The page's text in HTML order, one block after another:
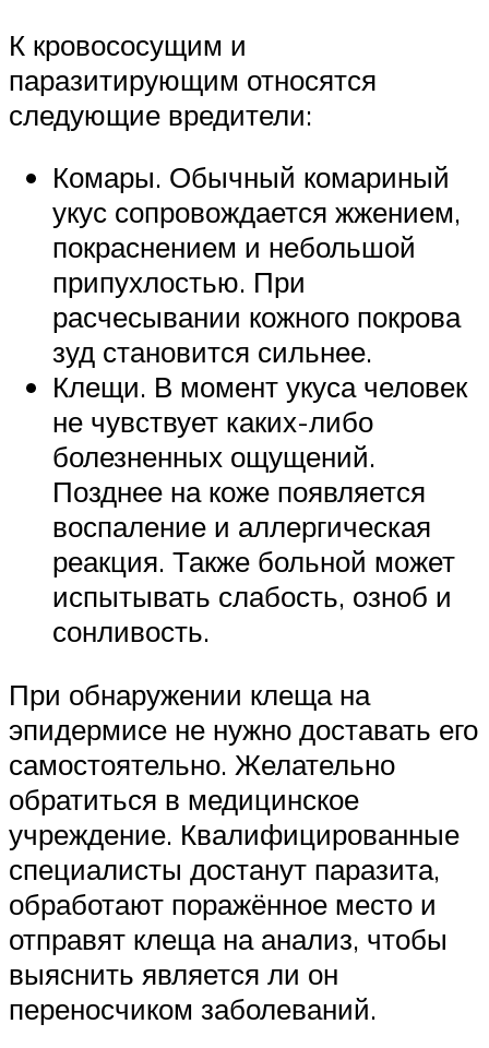
К кровососущим и
паразитирующим относятся
следующие вредители:
Комары. Обычный комариный
укус сопровождается жжением,
покраснением и небольшой
припухлостью. При
расчесывании кожного покрова
зуд становится сильнее.
Клещи. В момент укуса человек
не чувствует каких-либо
болезненных ощущений.
Позднее на коже появляется
воспаление и аллергическая
реакция. Также больной может
испытывать слабость, озноб и
сонливость.
При обнаружении клеща на
эпидермисе не нужно доставать его
самостоятельно. Желательно
обратиться в медицинское
учреждение. Квалифицированные
специалисты достанут паразита,
обработают поражённое место и
отправят клеща на анализ, чтобы
выяснить является ли он
переносчиком заболеваний.